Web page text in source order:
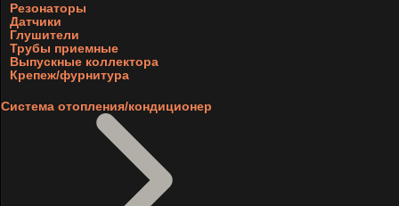
Резонаторы
Датчики
Глушители
Трубы приемные
Выпускные коллектора
Крепеж/фурнитура
Система отопления/кондиционер